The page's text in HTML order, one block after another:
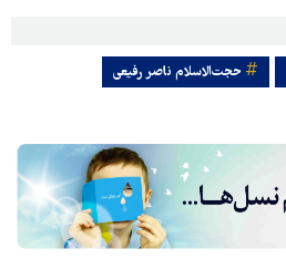
حجت‌الاسلام ناصر رفیعی